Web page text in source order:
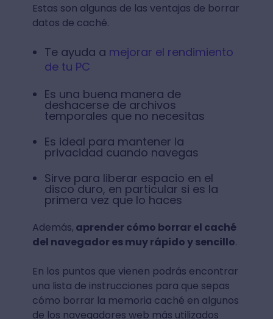
Estas son algunas de las ventajas de borrar
datos de caché.
Te ayuda a mejorar el rendimiento
de tu PC
Es una buena manera de
deshacerse de archivos
temporales que no necesitas
Es ideal para mantener la
privacidad cuando navegas
Sirve para liberar espacio en el
disco duro, en particular si es la
primera vez que lo haces
Además, aprender cómo borrar el caché
del navegador es muy rápido y sencillo.
En los puntos que vienen podrás encontrar
una lista de instrucciones para que sepas
cómo borrar la memoria caché en algunos
de los navegadores web más utilizados